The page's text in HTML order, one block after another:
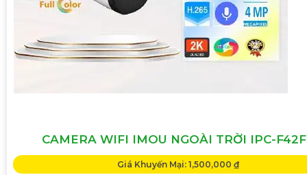
CAMERA WIFI IMOU NGOÀI TRỜI IPC-
Giá Khuyến Mại: 1,500,000 ₫